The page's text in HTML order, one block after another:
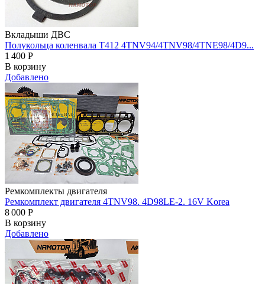
Вкладыши ДВС
Полукольца коленвала T412 4TNV94/4TNV98/4TNE98/4D9...
1 400 Р
В корзину
Добавлено
Ремкомплекты двигателя
Ремкомплект двигателя 4TNV98. 4D98LE-2. 16V Korea
8 000 Р
В корзину
Добавлено